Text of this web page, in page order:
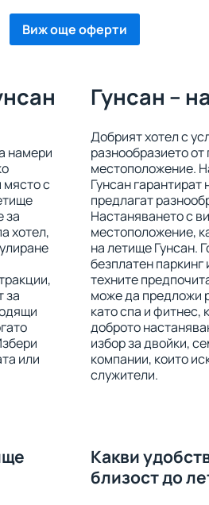
Виж още оферти
намери
място с
за
хотел,
за
или
Гунсан –
Добрият хотел с
разнообразието от
местоположение.
Гунсан
предлагат
Настаняването с
местоположение,
на летище Гунсан.
безплатен
техните
може да предложи
като спа и фитнес,
доброто
избор за двойки,
компании, които
служители.
Какви
близост до